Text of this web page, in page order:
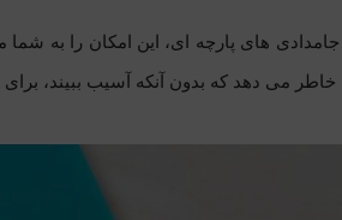
های پارچه ای، این امکان را به
می دهد که بدون آنکه آسیب ببیند،